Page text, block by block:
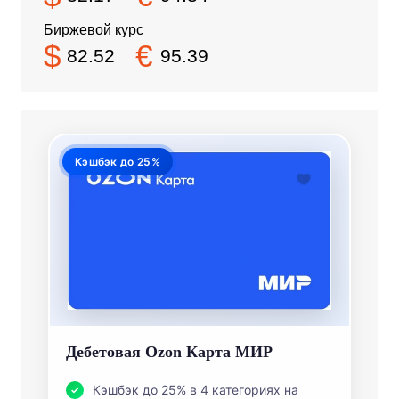
Биржевой курс
$ 82.52 € 95.39
Кэшбэк до 25%
Дебетовая Ozon Карта МИР
Кэшбэк до 25% в 4 категориях на